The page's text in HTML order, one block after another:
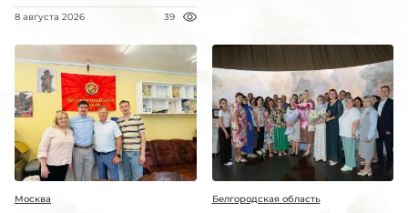
8 августа 2026 39
Москва Белгородская область